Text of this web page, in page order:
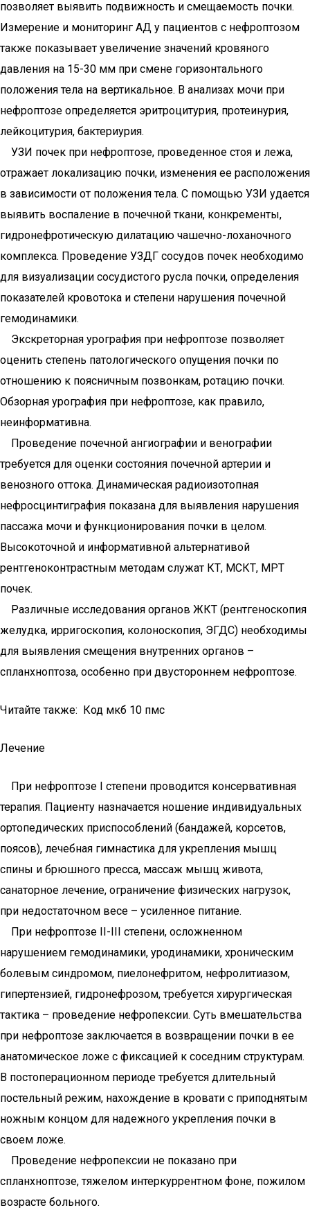
позволяет выявить подвижность и смещаемость почки.
Измерение и мониторинг АД у пациентов с нефроптозом
также показывает увеличение значений кровяного
давления на 15-30 мм при смене горизонтального
положения тела на вертикальное. В анализах мочи при
нефроптозе определяется эритроцитурия, протеинурия,
лейкоцитурия, бактериурия.
УЗИ почек при нефроптозе, проведенное стоя и лежа,
отражает локализацию почки, изменения ее расположения
в зависимости от положения тела. С помощью УЗИ удается
выявить воспаление в почечной ткани, конкременты,
гидронефротическую дилатацию чашечно-лоханочного
комплекса. Проведение УЗДГ сосудов почек необходимо
для визуализации сосудистого русла почки, определения
показателей кровотока и степени нарушения почечной
гемодинамики.
Экскреторная урография при нефроптозе позволяет
оценить степень патологического опущения почки по
отношению к поясничным позвонкам, ротацию почки.
Обзорная урография при нефроптозе, как правило,
неинформативна.
Проведение почечной ангиографии и венографии
требуется для оценки состояния почечной артерии и
венозного оттока. Динамическая радиоизотопная
нефросцинтиграфия показана для выявления нарушения
пассажа мочи и функционирования почки в целом.
Высокоточной и информативной альтернативой
рентгеноконтрастным методам служат КТ, МСКТ, МРТ
почек.
Различные исследования органов ЖКТ (рентгеноскопия
желудка, ирригоскопия, колоноскопия, ЭГДС) необходимы
для выявления смещения внутренних органов –
спланхноптоза, особенно при двустороннем нефроптозе.
Читайте также: Код мкб 10 пмс
Лечение
При нефроптозе I степени проводится консервативная
терапия. Пациенту назначается ношение индивидуальных
ортопедических приспособлений (бандажей, корсетов,
поясов), лечебная гимнастика для укрепления мышц
спины и брюшного пресса, массаж мышц живота,
санаторное лечение, ограничение физических нагрузок,
при недостаточном весе – усиленное питание.
При нефроптозе II-III степени, осложненном
нарушением гемодинамики, уродинамики, хроническим
болевым синдромом, пиелонефритом, нефролитиазом,
гипертензией, гидронефрозом, требуется хирургическая
тактика – проведение нефропексии. Суть вмешательства
при нефроптозе заключается в возвращении почки в ее
анатомическое ложе с фиксацией к соседним структурам.
В постоперационном периоде требуется длительный
постельный режим, нахождение в кровати с приподнятым
ножным концом для надежного укрепления почки в
своем ложе.
Проведение нефропексии не показано при
спланхноптозе, тяжелом интеркуррентном фоне, пожилом
возрасте больного.